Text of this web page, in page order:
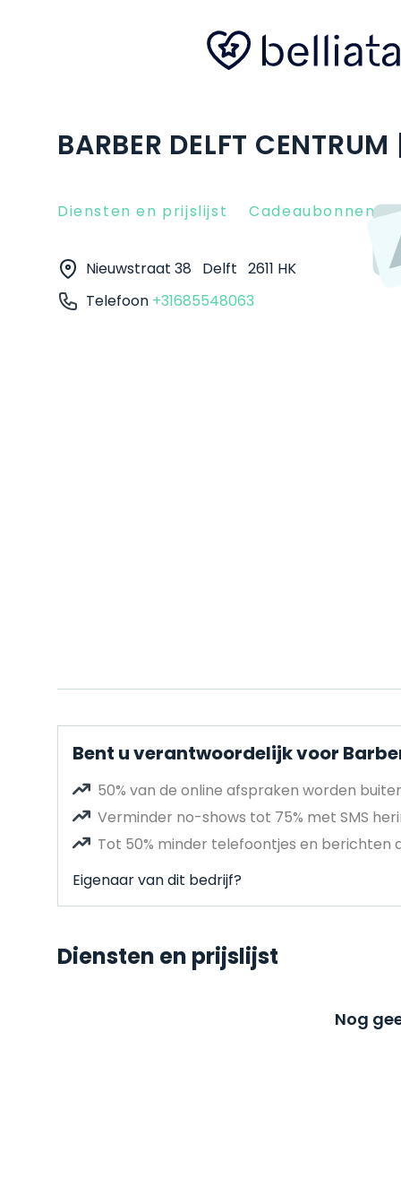
BARBER DELFT CENTRUM
Diensten en prijslijst Cadeaubonnen
Nieuwstraat 38 Delft 2611 HK
Telefoon +31685548063
Bent u verantwoordelijk voor
50% van de online afspraken worden
Verminder no-shows tot 75% met SMS
Tot 50% minder telefoontjes en
Eigenaar van dit bedrijf?
Diensten en prijslijst
Nog